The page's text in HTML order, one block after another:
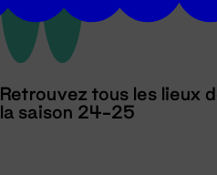
Retrouvez tous les lieux
la saison 24-25